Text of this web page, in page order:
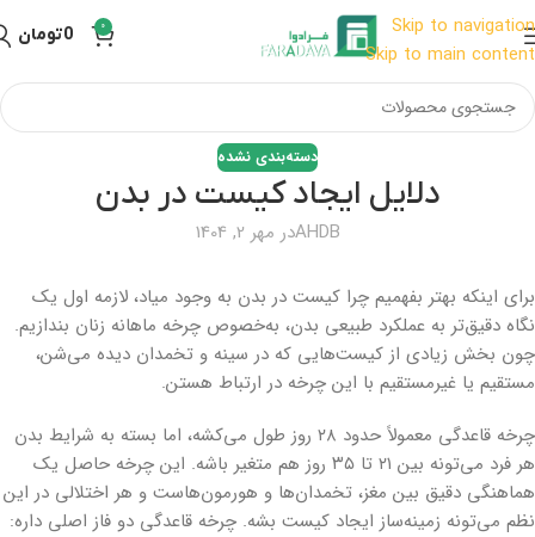
Skip to navigation
Skip to main content
0
0تومان
دسته‌بندی نشده
دلایل ایجاد کیست در بدن
AHDBدر مهر 2, 1404
برای اینکه بهتر بفهمیم چرا کیست در بدن به وجود میاد، لازمه اول یک
نگاه دقیق‌تر به عملکرد طبیعی بدن، به‌خصوص چرخه ماهانه زنان بندازیم.
چون بخش زیادی از کیست‌هایی که در سینه و تخمدان دیده می‌شن،
مستقیم یا غیرمستقیم با این چرخه در ارتباط هستن.
چرخه قاعدگی معمولاً حدود ۲۸ روز طول می‌کشه، اما بسته به شرایط بدن
هر فرد می‌تونه بین ۲۱ تا ۳۵ روز هم متغیر باشه. این چرخه حاصل یک
هماهنگی دقیق بین مغز، تخمدان‌ها و هورمون‌هاست و هر اختلالی در این
نظم می‌تونه زمینه‌ساز ایجاد کیست بشه. چرخه قاعدگی دو فاز اصلی داره: